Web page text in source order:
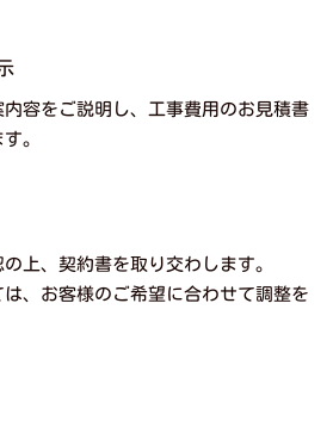
容をご説明し、 工事費用のお見積書
。
上、 契約書を取り交わします。
、お客様のご希望に合わせて調整を